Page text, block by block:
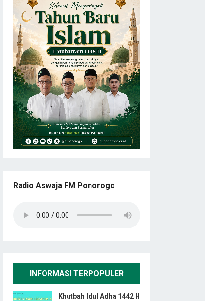
Radio Aswaja FM Ponorogo
INFORMASI TERPOPULER
Khutbah Idul Adha 1442 H